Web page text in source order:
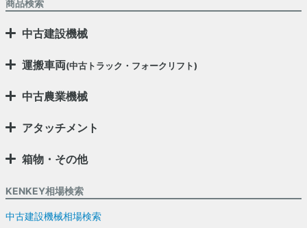
商品検索
中古建設機械
運搬車両(中古トラック・フォークリフト)
中古農業機械
アタッチメント
箱物・その他
KENKEY相場検索
中古建設機械相場検索